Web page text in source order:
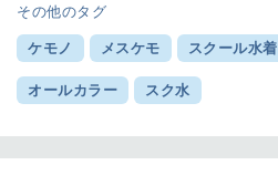
その他のタグ
ケモノ メスケモ スクール水着
オールカラー スク水